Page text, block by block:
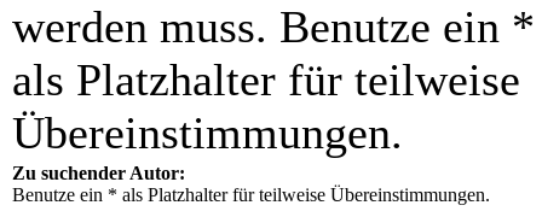
werden muss. Benutze ein *
als Platzhalter für teilweise
Übereinstimmungen.
Zu suchender Autor:
Benutze ein * als Platzhalter für teilweise Übereinstimmungen.